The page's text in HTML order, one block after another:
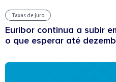
Taxas de Juro
Euribor continua a subir
o que esperar até